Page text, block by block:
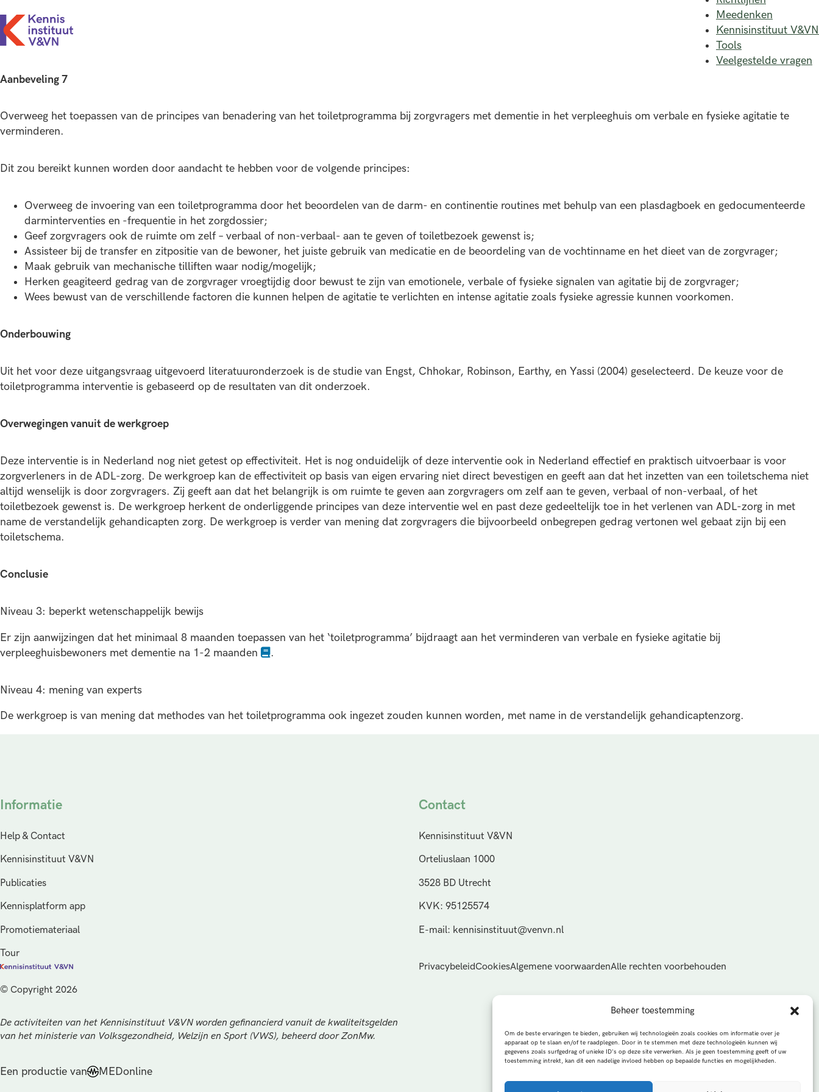
Beheer toestemming
Om de beste ervaringen te bieden, gebruiken wij technologieën zoals cookies om informatie over je
apparaat op te slaan en/of te raadplegen. Door in te stemmen met deze technologieën kunnen wij
gegevens zoals surfgedrag of unieke ID's op deze site verwerken. Als je geen toestemming geeft of uw
toestemming intrekt, kan dit een nadelige invloed hebben op bepaalde functies en mogelijkheden.
Meedenken
Kennisinstituut V&VN
Tools
Veelgestelde vragen
Aanbeveling 7
Overweeg het toepassen van de principes van benadering van het toiletprogramma bij zorgvragers met dementie in het verpleeghuis om verbale en fysieke agitatie te
verminderen.
Dit zou bereikt kunnen worden door aandacht te hebben voor de volgende principes:
Overweeg de invoering van een toiletprogramma door het beoordelen van de darm- en continentie routines met behulp van een plasdagboek en gedocumenteerde
darminterventies en -frequentie in het zorgdossier;
Geef zorgvragers ook de ruimte om zelf – verbaal of non-verbaal- aan te geven of toiletbezoek gewenst is;
Assisteer bij de transfer en zitpositie van de bewoner, het juiste gebruik van medicatie en de beoordeling van de vochtinname en het dieet van de zorgvrager;
Maak gebruik van mechanische tilliften waar nodig/mogelijk;
Herken geagiteerd gedrag van de zorgvrager vroegtijdig door bewust te zijn van emotionele, verbale of fysieke signalen van agitatie bij de zorgvrager;
Wees bewust van de verschillende factoren die kunnen helpen de agitatie te verlichten en intense agitatie zoals fysieke agressie kunnen voorkomen.
Onderbouwing
Uit het voor deze uitgangsvraag uitgevoerd literatuuronderzoek is de studie van Engst, Chhokar, Robinson, Earthy, en Yassi (2004) geselecteerd. De keuze voor de
toiletprogramma interventie is gebaseerd op de resultaten van dit onderzoek.
Overwegingen vanuit de werkgroep
Deze interventie is in Nederland nog niet getest op effectiviteit. Het is nog onduidelijk of deze interventie ook in Nederland effectief en praktisch uitvoerbaar is voor
zorgverleners in de ADL-zorg. De werkgroep kan de effectiviteit op basis van eigen ervaring niet direct bevestigen en geeft aan dat het inzetten van een toiletschema niet
altijd wenselijk is door zorgvragers. Zij geeft aan dat het belangrijk is om ruimte te geven aan zorgvragers om zelf aan te geven, verbaal of non-verbaal, of het
toiletbezoek gewenst is. De werkgroep herkent de onderliggende principes van deze interventie wel en past deze gedeeltelijk toe in het verlenen van ADL-zorg in met
name de verstandelijk gehandicapten zorg. De werkgroep is verder van mening dat zorgvragers die bijvoorbeeld onbegrepen gedrag vertonen wel gebaat zijn bij een
toiletschema.
Conclusie
Niveau 3: beperkt wetenschappelijk bewijs
Er zijn aanwijzingen dat het minimaal 8 maanden toepassen van het ‘toiletprogramma’ bijdraagt aan het verminderen van verbale en fysieke agitatie bij
verpleeghuisbewoners met dementie na 1-2 maanden
.
Niveau 4: mening van experts
De werkgroep is van mening dat methodes van het toiletprogramma ook ingezet zouden kunnen worden, met name in de verstandelijk gehandicaptenzorg.
Informatie
Help & Contact
Kennisinstituut V&VN
Publicaties
Kennisplatform app
Promotiemateriaal
Tour
Contact
Kennisinstituut V&VN
Orteliuslaan 1000
3528 BD Utrecht
KVK: 95125574
E-mail: kennisinstituut@venvn.nl
© Copyright 2026
De activiteiten van het Kennisinstituut V&VN worden gefinancierd vanuit de kwaliteitsgelden
van het ministerie van Volksgezondheid, Welzijn en Sport (VWS), beheerd door ZonMw.
PrivacybeleidCookiesAlgemene voorwaardenAlle rechten voorbehouden
Een productie van MEDonline